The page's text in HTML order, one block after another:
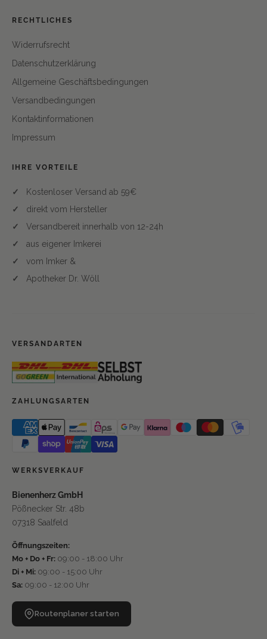
RECHTLICHES
Widerrufsrecht
Datenschutzerklärung
Allgemeine Geschäftsbedingungen
Versandbedingungen
Kontaktinformationen
Impressum
IHRE VORTEILE
Kostenloser Versand ab 59€
direkt vom Hersteller
Versandbereit innerhalb von 12-24h
aus eigener Imkerei
vom Imker &
Apotheker Dr. Wöll
VERSANDARTEN
ZAHLUNGSARTEN
WERKSVERKAUF
Bienenherz GmbH
Pößnecker Str. 48b
07318 Saalfeld
Öffnungszeiten:
Mo + Do + Fr: 09:00 - 18:00 Uhr
Di + Mi: 09:00 - 15:00 Uhr
Sa: 09:00 - 12:00 Uhr
Routenplaner starten